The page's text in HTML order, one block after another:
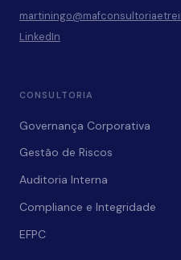
LinkedIn
CONSULTORIA
Governança Corporativa
Gestão de Riscos
Auditoria Interna
Compliance e Integridade
EFPC